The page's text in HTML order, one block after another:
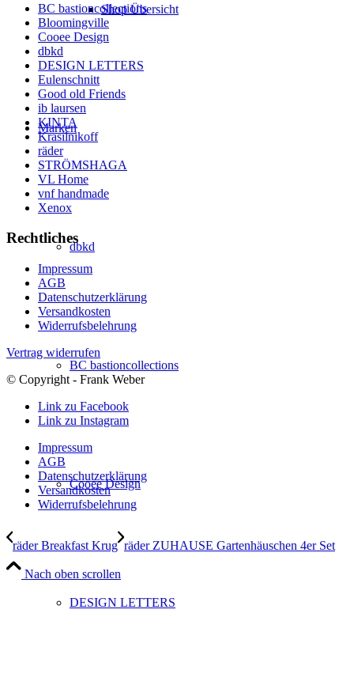
Shop Übersicht
Marken
dbkd
BC bastioncollections
Cooee Design
DESIGN LETTERS
BC bastioncollections
Bloomingville
Cooee Design
dbkd
DESIGN LETTERS
Eulenschnitt
Good old Friends
ib laursen
KINTA
Krasilnikoff
räder
STRÖMSHAGA
VL Home
vnf handmade
Xenox
Rechtliches
Impressum
AGB
Datenschutzerklärung
Versandkosten
Widerrufsbelehrung
Vertrag widerrufen
© Copyright - Frank Weber
Link zu Facebook
Link zu Instagram
Impressum
AGB
Datenschutzerklärung
Versandkosten
Widerrufsbelehrung
räder Breakfast Krug räder ZUHAUSE Gartenhäuschen 4er Set
Nach oben scrollen